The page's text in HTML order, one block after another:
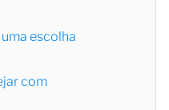
escolha
com